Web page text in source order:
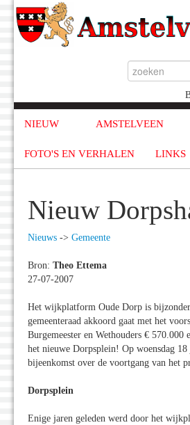
NIEUW AMSTELVEEN
FOTO'S EN VERHALEN LINKS
Nieuw
Nieuws -> Gemeente
Bron: Theo Ettema
27-07-2007
Het wijkplatform Oude Dorp is
gemeenteraad akkoord gaat met het
Burgemeester en Wethouders € 570.000
het nieuwe Dorpsplein! Op woensdag
bijeenkomst over de voortgang van het
Dorpsplein
Enige jaren geleden werd door het